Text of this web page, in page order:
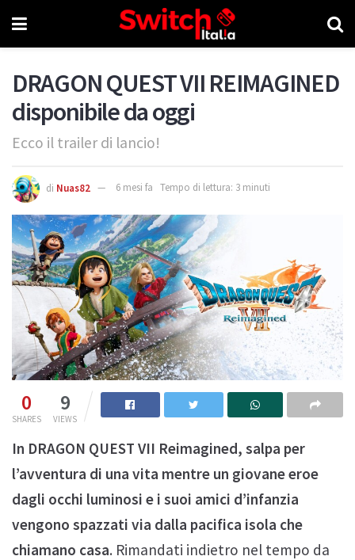
DRAGON QUEST VII REIMAGINED
disponibile da oggi
Ecco il trailer di lancio!
di Nuas82 6 mesi fa Tempo di lettura: 3 minuti
0
SHARES
9
VIEWS
In DRAGON QUEST VII Reimagined, salpa per
l’avventura di una vita mentre un giovane eroe
dagli occhi luminosi e i suoi amici d’infanzia
vengono spazzati via dalla pacifica isola che
chiamano casa. Rimandati indietro nel tempo da